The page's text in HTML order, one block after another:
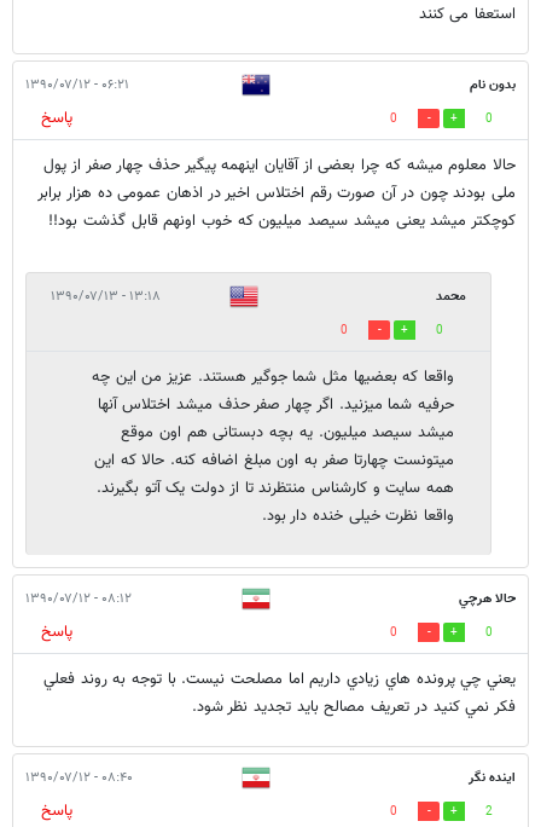
استعفا می کنند
بدون نام ۰۶:۲۱ - ۱۳۹۰/۰۷/۱۲
0
0
پاسخ
حالا معلوم میشه که چرا بعضی از آقایان اینهمه پیگیر حذف چهار صفر از پول
ملی بودند چون در آن صورت رقم اختلاس اخیر در اذهان عمومی ده هزار برابر
کوچکتر میشد یعنی میشد سیصد میلیون که خوب اونهم قابل گذشت بود!!
محمد ۱۳:۱۸ - ۱۳۹۰/۰۷/۱۳
0
0
واقعا که بعضیها مثل شما جوگیر هستند. عزیز من این چه
حرفیه شما میزنید. اگر چهار صفر حذف میشد اختلاس آنها
میشد سیصد میلیون. یه بچه دبستانی هم اون موقع
میتونست چهارتا صفر به اون مبلغ اضافه کنه. حالا که این
همه سایت و کارشناس منتظرند تا از دولت یک آتو بگیرند.
واقعا نظرت خیلی خنده دار بود.
حالا هرچي ۰۸:۱۲ - ۱۳۹۰/۰۷/۱۲
0
0
پاسخ
يعني چي پرونده هاي زيادي داريم اما مصلحت نيست. با توجه به روند فعلي
فكر نمي كنيد در تعريف مصالح بايد تجديد نظر شود.
اينده نگر ۰۸:۴۰ - ۱۳۹۰/۰۷/۱۲
2
0
پاسخ